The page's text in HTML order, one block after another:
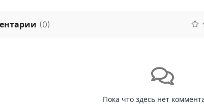
(0)
Пока что здесь нет